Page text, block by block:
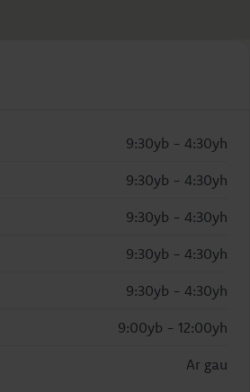
9:30yb - 4:30yh
9:30yb - 4:30yh
9:30yb - 4:30yh
9:30yb - 4:30yh
9:30yb - 4:30yh
9:00yb - 12:00yh
Ar gau